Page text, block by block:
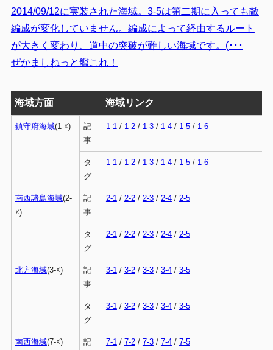
2014/09/12に実装された海域。3-5は第二期に入っても敵
編成が変化していません。編成によって経由するルート
が大きく変わり、道中の突破が難しい海域です。(･･･
ぜかましねっと艦これ！
海域方面 海域リンク
鎮守府海域(1-☓)
記
事
1-1 / 1-2/ 1-3/ 1-4/ 1-5/ 1-6
タ
グ
1-1 / 1-2/ 1-3/ 1-4/ 1-5/ 1-6
南西諸島海域(2-
☓)
記
事
2-1 / 2-2/ 2-3/ 2-4/ 2-5
タ
グ
2-1 / 2-2/ 2-3/ 2-4/ 2-5
北方海域(3-☓)
記
事
3-1 / 3-2/ 3-3/ 3-4/ 3-5
タ
グ
3-1 / 3-2/ 3-3/ 3-4/ 3-5
南西海域(7-☓)
記
7-1 / 7-2/ 7-3/ 7-4/ 7-5